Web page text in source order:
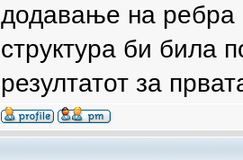
додавање на ребра
структура би била
резултатот за